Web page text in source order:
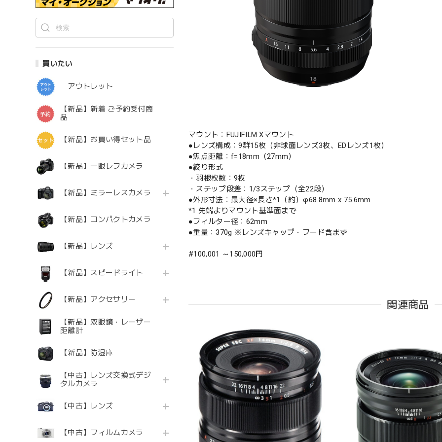
買いたい
アウトレット
【新品】新着 ご予約受付商
品
【新品】お買い得セット品
【新品】一眼レフカメラ
【新品】ミラーレスカメラ
【新品】コンパクトカメラ
【新品】レンズ
【新品】スピードライト
【新品】アクセサリー
【新品】双眼鏡・レーザー
距離計
【新品】防湿庫
【中古】レンズ交換式デジ
タルカメラ
【中古】レンズ
【中古】フィルムカメラ
マウント：FUJIFILM Xマウント
●レンズ構成：9群15枚（非球面レンズ3枚、EDレンズ1枚）
●焦点距離：f=18mm（27mm）
●絞り形式
・羽根枚数：9枚
・ステップ段差：1/3ステップ（全22段）
●外形寸法：最大径×長さ*1（約）φ68.8mm x 75.6mm
*1 先端よりマウント基準面まで
●フィルター径：62mm
●重量：370g ※レンズキャップ・フード含まず
#100,001 ～150,000円
関連商品